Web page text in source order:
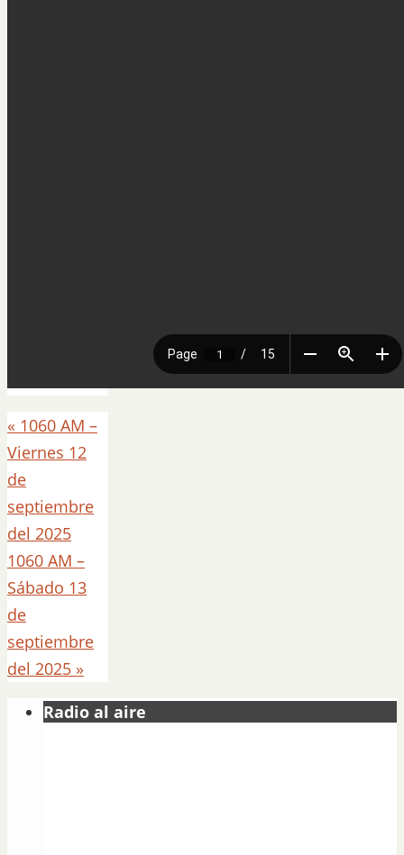
« 1060 AM –
Viernes 12
de
septiembre
del 2025
1060 AM –
Sábado 13
de
septiembre
del 2025 »
Radio al aire